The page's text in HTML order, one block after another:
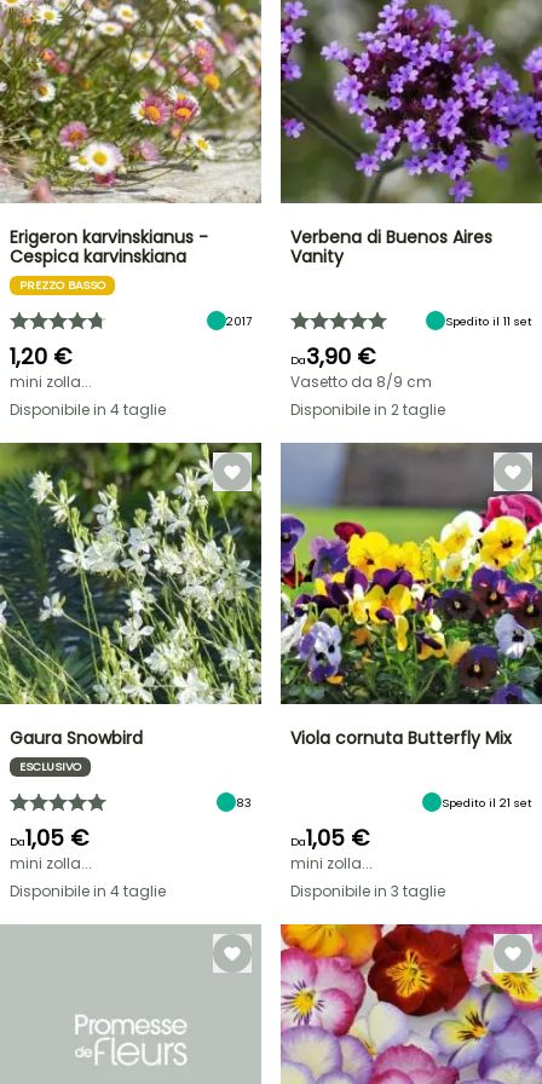
BULBI
PRIMAVERILI
Erigeron karvinskianus -
Cespica karvinskiana
PREZZO BASSO
2017
1,20 €
mini zolla...
Disponibile in 4 taglie
Verbena di Buenos Aires
Vanity
Spedito il 11 set
Da3,90 €
Vasetto da 8/9 cm
Disponibile in 2 taglie
Gaura Snowbird
ESCLUSIVO
83
Da1,05 €
mini zolla...
Disponibile in 4 taglie
Viola cornuta Butterfly Mix
Spedito il 21 set
Da1,05 €
mini zolla...
Disponibile in 3 taglie